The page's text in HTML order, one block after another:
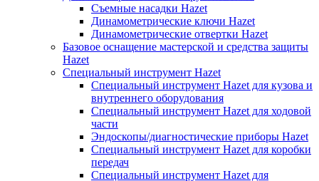
Съемные насадки Hazet
Динамометрические ключи Hazet
Динамометрические отвертки Hazet
Базовое оснащение мастерской и средства защиты
Hazet
Специальный инструмент Hazet
Специальный инструмент Hazet для кузова и
внутреннего оборудования
Специальный инструмент Hazet для ходовой
части
Эндоскопы/диагностические приборы Hazet
Специальный инструмент Hazet для коробки
передач
Специальный инструмент Hazet для